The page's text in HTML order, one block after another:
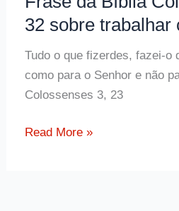
32 sobre trabalhar
Tudo o que fizerdes, fazei-o
como para o Senhor e não
Colossenses 3, 23
Frase
Read More »